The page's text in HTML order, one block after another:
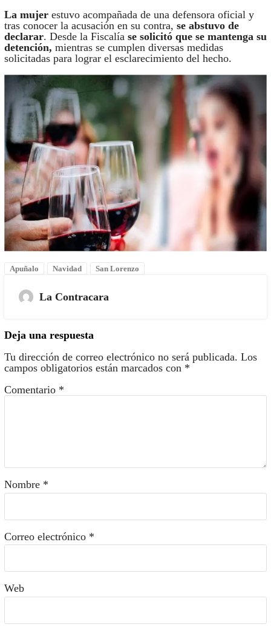
La mujerestuvo acompañada de una defensora oficial y
tras conocer la acusación en su contra, se abstuvo de
declarar. Desde la Fiscalía se solicitó que se mantenga su
detención, mientras se cumplen diversas medidas
solicitadas para lograr el esclarecimiento del hecho.
Apuñalo Navidad San Lorenzo
La Contracara
Deja una respuesta
Tu dirección de correo electrónico no será publicada. Los
campos obligatorios están marcados con *
Comentario *
Nombre *
Correo electrónico *
Web